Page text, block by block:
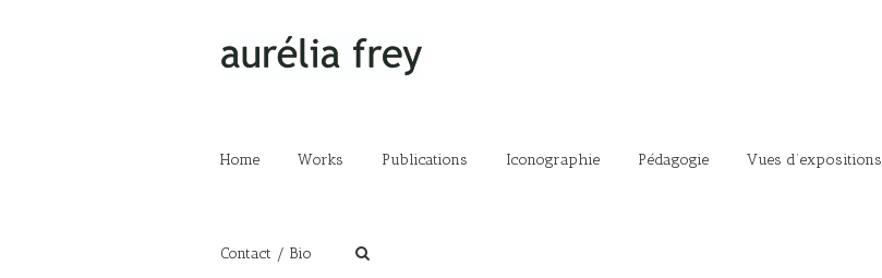
Home Works Publications Iconographie Pédagogie Vues d’expositions
Contact / Bio